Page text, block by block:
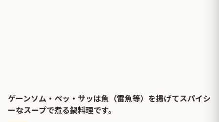
ゲーンソム・ペッ・サッは魚（雷魚等）を揚げてスパイシ
ーなスープで煮る鍋料理です。